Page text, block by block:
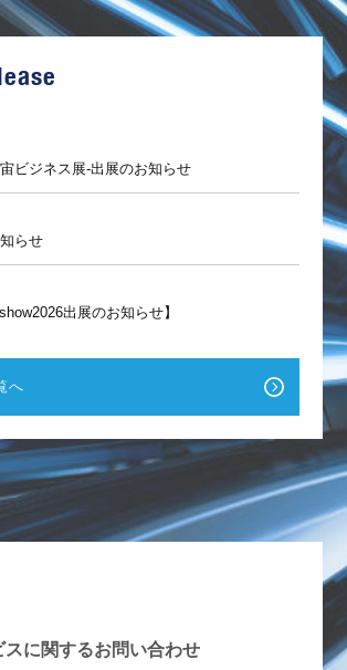
ビジネス展-出展のお知らせ
らせ
出展のお知らせ】
へ
スに関するお問い合わせ